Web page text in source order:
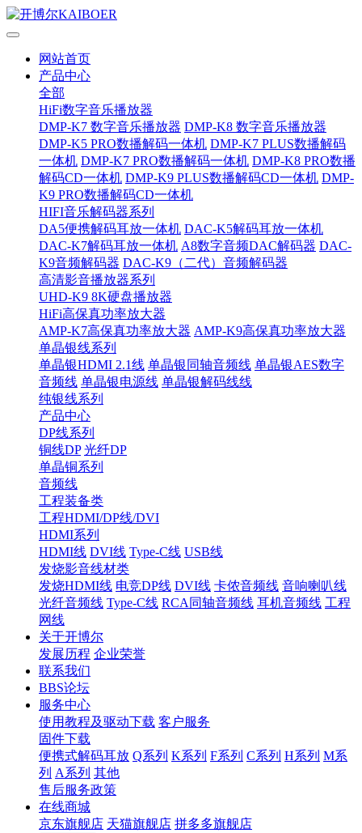
网站首页
产品中心
全部
HiFi数字音乐播放器
DMP-K7 数字音乐播放器 DMP-K8 数字音乐播放器
DMP-K5 PRO数播解码一体机 DMP-K7 PLUS数播解码
一体机 DMP-K7 PRO数播解码一体机 DMP-K8 PRO数播
解码CD一体机 DMP-K9 PLUS数播解码CD一体机 DMP-
K9 PRO数播解码CD一体机
HIFI音乐解码器系列
DA5便携解码耳放一体机 DAC-K5解码耳放一体机
DAC-K7解码耳放一体机 A8数字音频DAC解码器 DAC-
K9音频解码器 DAC-K9（二代）音频解码器
高清影音播放器系列
UHD-K9 8K硬盘播放器
HiFi高保真功率放大器
AMP-K7高保真功率放大器 AMP-K9高保真功率放大器
单晶银线系列
单晶银HDMI 2.1线 单晶银同轴音频线 单晶银AES数字
音频线 单晶银电源线 单晶银解码线线
纯银线系列
产品中心
DP线系列
铜线DP 光纤DP
单晶铜系列
音频线
工程装备类
工程HDMI/DP线/DVI
HDMI系列
HDMI线 DVI线 Type-C线 USB线
发烧影音线材类
发烧HDMI线 电竞DP线 DVI线 卡侬音频线 音响喇叭线
光纤音频线 Type-C线 RCA同轴音频线 耳机音频线 工程
网线
关于开博尔
发展历程 企业荣誉
联系我们
BBS论坛
服务中心
使用教程及驱动下载 客户服务
固件下载
便携式解码耳放 Q系列 K系列 F系列 C系列 H系列 M系
列 A系列 其他
售后服务政策
在线商城
京东旗舰店 天猫旗舰店 拼多多旗舰店